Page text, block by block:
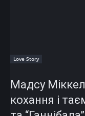
Love Story
Мадсу
кохання і